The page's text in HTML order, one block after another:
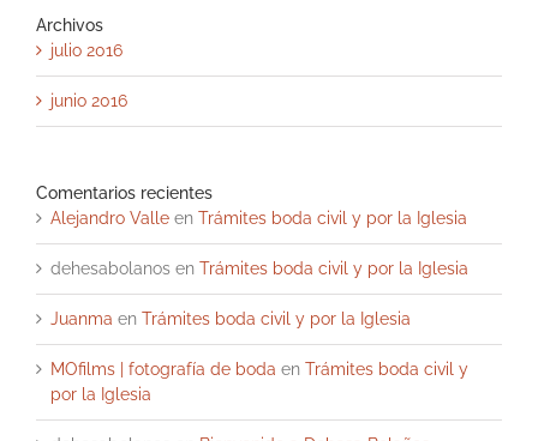
Archivos
julio 2016
junio 2016
Comentarios recientes
Alejandro Valle en Trámites boda civil y por la Iglesia
dehesabolanos en Trámites boda civil y por la Iglesia
Juanma en Trámites boda civil y por la Iglesia
MOfilms | fotografía de boda en Trámites boda civil y
por la Iglesia